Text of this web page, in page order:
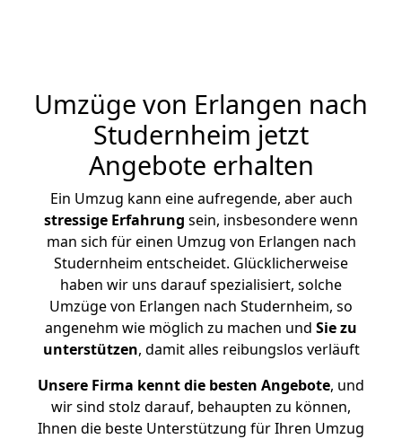
Umzüge von Erlangen nach
Studernheim jetzt
Angebote erhalten
Ein Umzug kann eine aufregende, aber auch
stressige Erfahrung sein, insbesondere wenn
man sich für einen Umzug von Erlangen nach
Studernheim entscheidet. Glücklicherweise
haben wir uns darauf spezialisiert, solche
Umzüge von Erlangen nach Studernheim, so
angenehm wie möglich zu machen und Sie zu
unterstützen, damit alles reibungslos verläuft
Unsere Firma kennt die besten Angebote, und
wir sind stolz darauf, behaupten zu können,
Ihnen die beste Unterstützung für Ihren Umzug